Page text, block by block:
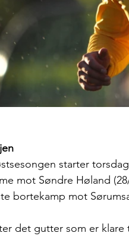
starter
mot Søndre Høland
bortekamp mot
det gutter som er